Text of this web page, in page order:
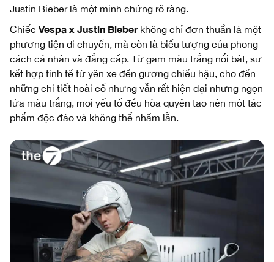
Justin Bieber là một minh chứng rõ ràng.
Chiếc Vespa x Justin Bieberkhông chỉ đơn thuần là một
phương tiện di chuyển, mà còn là biểu tượng của phong
cách cá nhân và đẳng cấp. Từ gam màu trắng nổi bật, sự
kết hợp tinh tế từ yên xe đến gương chiếu hậu, cho đến
những chi tiết hoài cổ nhưng vẫn rất hiện đại nhưng ngọn
lửa màu trắng, mọi yếu tố đều hòa quyện tạo nên một tác
phẩm độc đáo và không thể nhầm lẫn.